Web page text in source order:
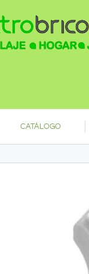
CATÁLOGO